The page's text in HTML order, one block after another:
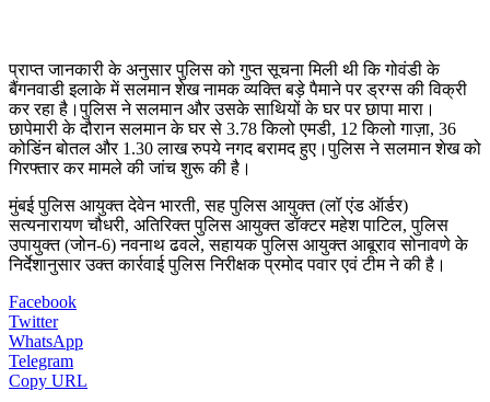
प्राप्त जानकारी के अनुसार पुलिस को गुप्त सूचना मिली थी कि गोवंडी के
बैंगनवाडी इलाके में सलमान शेख नामक व्यक्ति बड़े पैमाने पर ड्रग्स की विक्री
कर रहा है।पुलिस ने सलमान और उसके साथियों के घर पर छापा मारा।
छापेमारी के दौरान सलमान के घर से 3.78 किलो एमडी, 12 किलो गाज़ा, 36
कोडिंन बोतल और 1.30 लाख रुपये नगद बरामद हुए।पुलिस ने सलमान शेख को
गिरफ्तार कर मामले की जांच शुरू की है।
मुंबई पुलिस आयुक्त देवेन भारती, सह पुलिस आयुक्त (लॉ एंड ऑर्डर)
सत्यनारायण चौधरी, अतिरिक्त पुलिस आयुक्त डॉक्टर महेश पाटिल, पुलिस
उपायुक्त (जोन-6) नवनाथ ढवले, सहायक पुलिस आयुक्त आबूराव सोनावणे के
निर्देशानुसार उक्त कार्रवाई पुलिस निरीक्षक प्रमोद पवार एवं टीम ने की है।
Facebook
Twitter
WhatsApp
Telegram
Copy URL